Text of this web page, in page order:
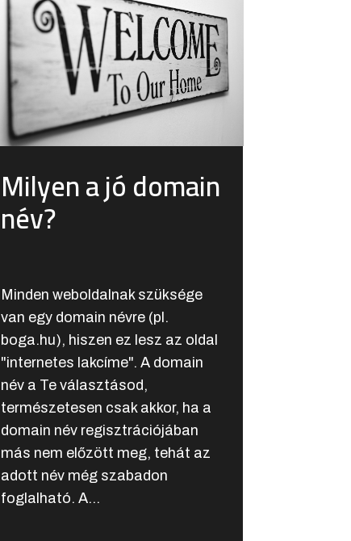
Milyen a jó domain
név?
Minden weboldalnak szüksége
van egy domain névre (pl.
boga.hu), hiszen ez lesz az oldal
"internetes lakcíme". A domain
név a Te választásod,
természetesen csak akkor, ha a
domain név regisztrációjában
más nem előzött meg, tehát az
adott név még szabadon
foglalható. A...